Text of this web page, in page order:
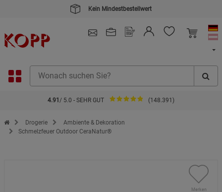
4.91 / 5.0 - SEHR GUT (148.391)
Zur Startseite des Kopp Verlag Online-Shop
Drogerie
Ambiente & Dekoration
Schmelzfeuer Outdoor CeraNatur®
Merken